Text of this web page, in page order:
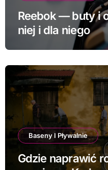
Reebok — buty i
niej i dla niego
Baseny I Pływalnie
Gdzie naprawić